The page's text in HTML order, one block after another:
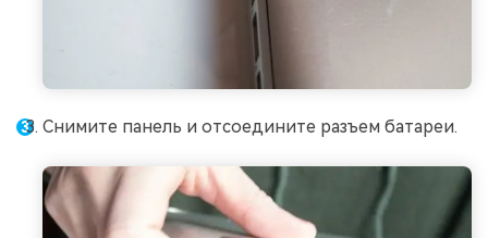
Снимите панель и отсоедините разъем батареи.